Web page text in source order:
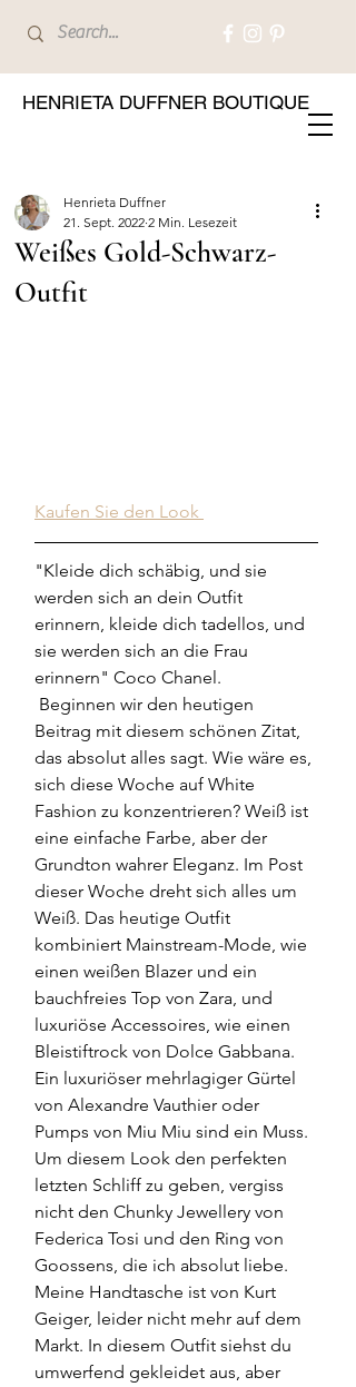
HENRIETA DUFFNER BOUTIQUE
Weißes Gold-Schwarz-
Outfit
Henrieta Duffner
21. Sept. 2022 2 Min. Lesezeit
Kaufen Sie den Look
"Kleide dich schäbig, und sie
werden sich an dein Outfit
erinnern, kleide dich tadellos, und
sie werden sich an die Frau
erinnern" Coco Chanel.
Beitrag mit diesem schönen Zitat,
das absolut alles sagt. Wie wäre es,
sich diese Woche auf White
Fashion zu konzentrieren? Weiß ist
eine einfache Farbe, aber der
Grundton wahrer Eleganz. Im Post
dieser Woche dreht sich alles um
Weiß. Das heutige Outfit
kombiniert Mainstream-Mode, wie
einen weißen Blazer und ein
bauchfreies Top von Zara, und
luxuriöse Accessoires, wie einen
Bleistiftrock von Dolce Gabbana.
Ein luxuriöser mehrlagiger Gürtel
von Alexandre Vauthier oder
Pumps von Miu Miu sind ein Muss.
Um diesem Look den perfekten
letzten Schliff zu geben, vergiss
nicht den Chunky Jewellery von
Federica Tosi und den Ring von
Goossens, die ich absolut liebe.
Meine Handtasche ist von Kurt
Geiger, leider nicht mehr auf dem
Markt. In diesem Outfit siehst du
umwerfend gekleidet aus, aber